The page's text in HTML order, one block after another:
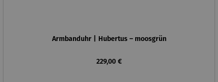
Armbanduhr | Hubertus – moosgrün
Regulärer Preis:
229,00 €